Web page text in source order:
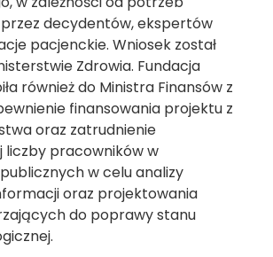
przez decydentów, ekspertów
pacjenckie. Wniosek został
Zdrowia. Fundacja
również do Ministra Finansów z
finansowania projektu z
oraz zatrudnienie
liczby pracowników w
w celu analizy
oraz projektowania
do poprawy stanu